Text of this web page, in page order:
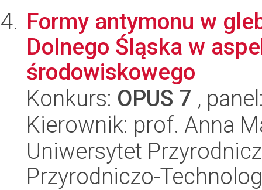
Formy antymonu w
Dolnego Śląska w
środowiskowego
Konkurs: OPUS 7 ,
Kierownik: prof. Anna
Uniwersytet
Przyrodniczo-